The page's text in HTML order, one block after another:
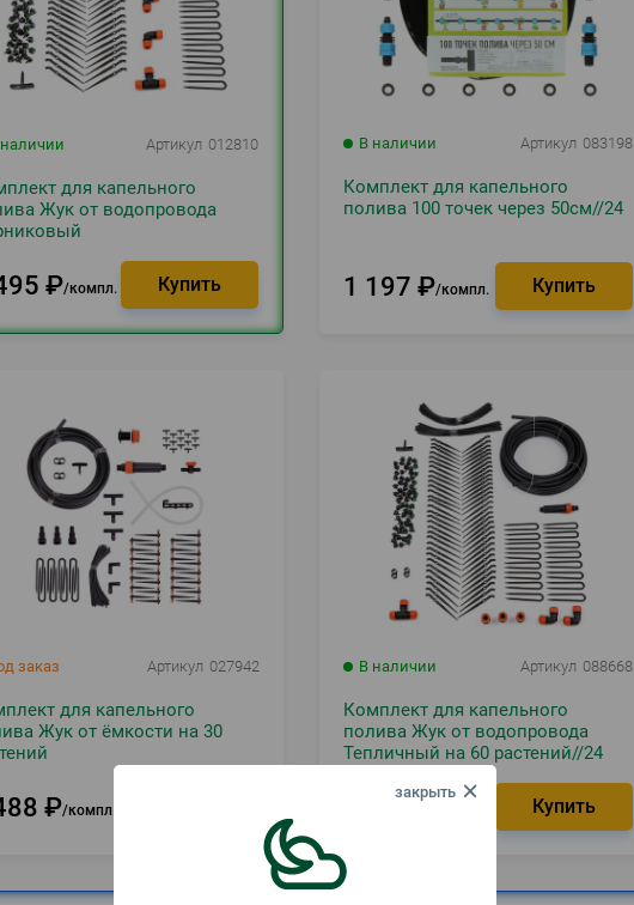
Артикул 012810
для капельного
Жук от водопровода
₽ компл.
В наличии Артикул 083198
Комплект для капельного
полива 100 точек через 50см//24
1 197 ₽ компл.
заказ Артикул 027942
для капельного
Жук от ёмкости на 30
₽ компл.
В наличии Артикул 088668
Комплект для капельного
полива Жук от водопровода
Тепличный на 60 растений//24
2 918 ₽